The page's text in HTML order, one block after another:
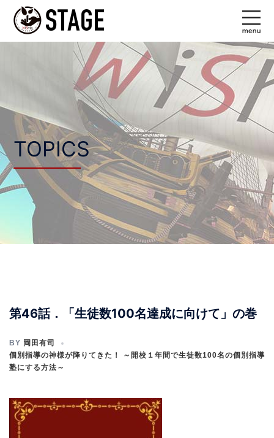
プ
TOPICS
第46話．「生徒数100名達成に向けて」の巻
BY 岡田有司
個別指導の神様が降りてきた！ ～開校１年間で生徒数100名の個別指導
塾にする方法～